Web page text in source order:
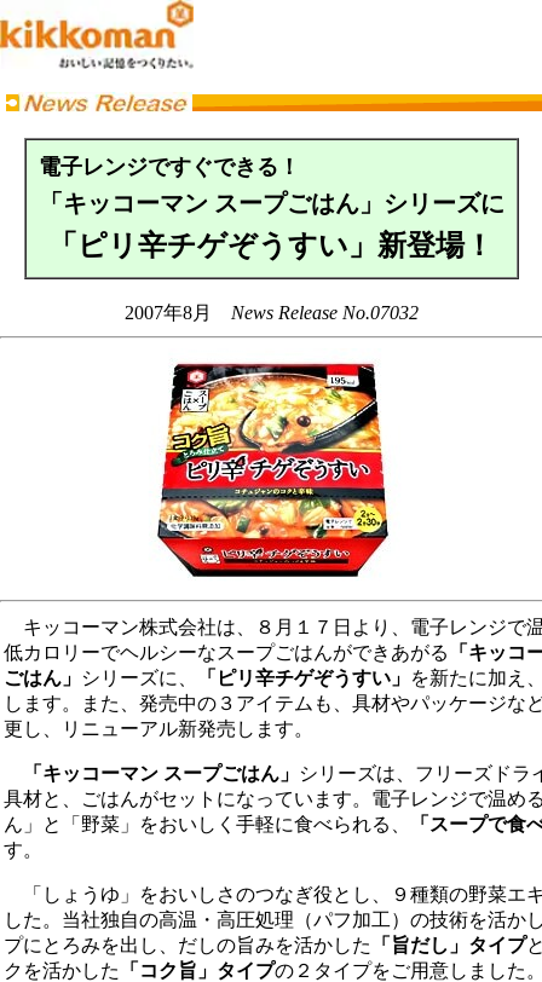
電子レンジですぐできる！
「キッコーマン スープごはん」シリーズに
「ピリ辛チゲぞうすい」新登場！
2007年8月 News Release No.07032
キッコーマン株式会社は、８月１７日より、電子レンジで
低カロリーでヘルシーなスープごはんができあがる
「キッ
ごはん」 シリーズに、 「ピリ辛チゲぞうすい」 を新たに加え
します。また、発売中の３アイテムも、具材やパッケージな
更し、リニューアル新発売します。
「キッコーマン スープごはん」 シリーズは、フリーズドラ
具材と、ごはんがセットになっています。電子レンジで温め
ん」と「野菜」をおいしく手軽に食べられる、
「スープで食
す。
「しょうゆ」をおいしさのつなぎ役とし、９種類の野菜エ
した。当社独自の高温・高圧処理（パフ加工）の技術を活か
プにとろみを出し、だしの旨みを活かした
「旨だし」タイプ
クを活かした
「コク旨」タイプの２タイプをご用意しました